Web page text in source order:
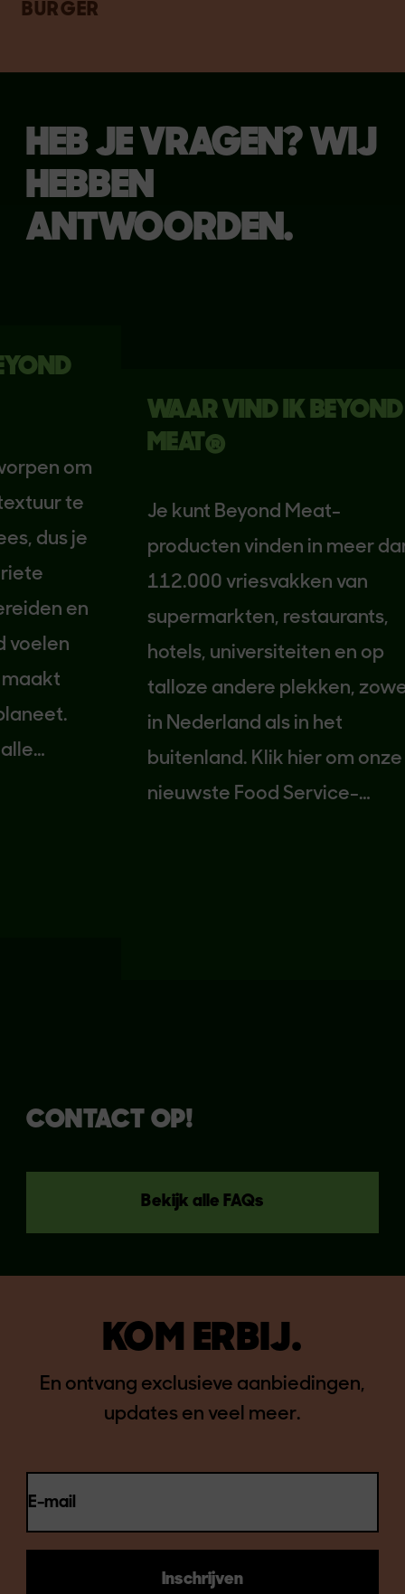
BURGER
HEB JE VRAGEN? WIJ
HEBBEN
ANTWOORDEN.
om
te
dus je
en
WAAR VIND IK BEYOND
MEAT®
Je kunt Beyond Meat-
producten vinden in meer dan
112.000 vriesvakken van
supermarkten, restaurants,
hotels, universiteiten en op
talloze andere plekken, zowel
in Nederland als in het
buitenland. Klik hier om onze
nieuwste Food Service-
CONTACT OP!
Bekijk alle FAQs
KOM ERBIJ.
En ontvang exclusieve aanbiedingen,
updates en veel meer.
E-mail
Inschrijven